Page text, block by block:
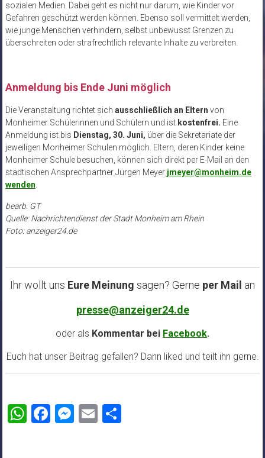
sozialen Medien. Dabei geht es nicht nur darum, wie Kinder vor
Gefahren geschützt werden können. Ebenso soll vermittelt werden,
wie junge Menschen verhindern, selbst unbewusst Grenzen zu
überschreiten oder strafrechtlich relevante Inhalte zu verbreiten.
Anmeldung bis Ende Juni möglich
Die Veranstaltung richtet sich ausschließlich an Eltern von
Monheimer Schülerinnen und Schülern und ist kostenfrei. Eine
Anmeldung ist bis Dienstag, 30. Juni, über die Sekretariate der
jeweiligen Monheimer Schulen möglich. Eltern, deren Kinder keine
Monheimer Schule besuchen, können sich direkt per E-Mail an den
städtischen Ansprechpartner Jürgen Meyerjmeyer@monheim.de
wenden
bearb. GT
Quelle: Nachrichtendienst der Stadt Monheim am Rhein
Foto: anzeiger24.de
Ihr wollt uns Eure Meinung sagen? Gerne per Mail an
presse@anzeiger24.de
oder als Kommentar bei Facebook.
Euch hat unser Beitrag gefallen? Dann liked und teilt ihn gerne.
WhatsApp
Facebook
Messenger
EmailTeilen